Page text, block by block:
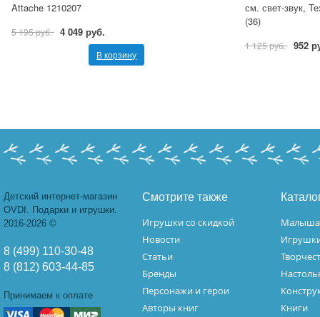
Attache 1210207
5 195 руб. 4 049 руб.
В корзину
см. свет-звук,
(36)
1 125 руб. 952
Детский интернет-магазин
OVDI. Подарки и игрушки.
2016-2026 ©
8 (499) 110-30-48
8 (812) 603-44-85
Принимаем к оплате
Смотрите также
Игрушки со скидкой
Новости
Статьи
Бренды
Персонажи и герои
Авторы книг
Книги